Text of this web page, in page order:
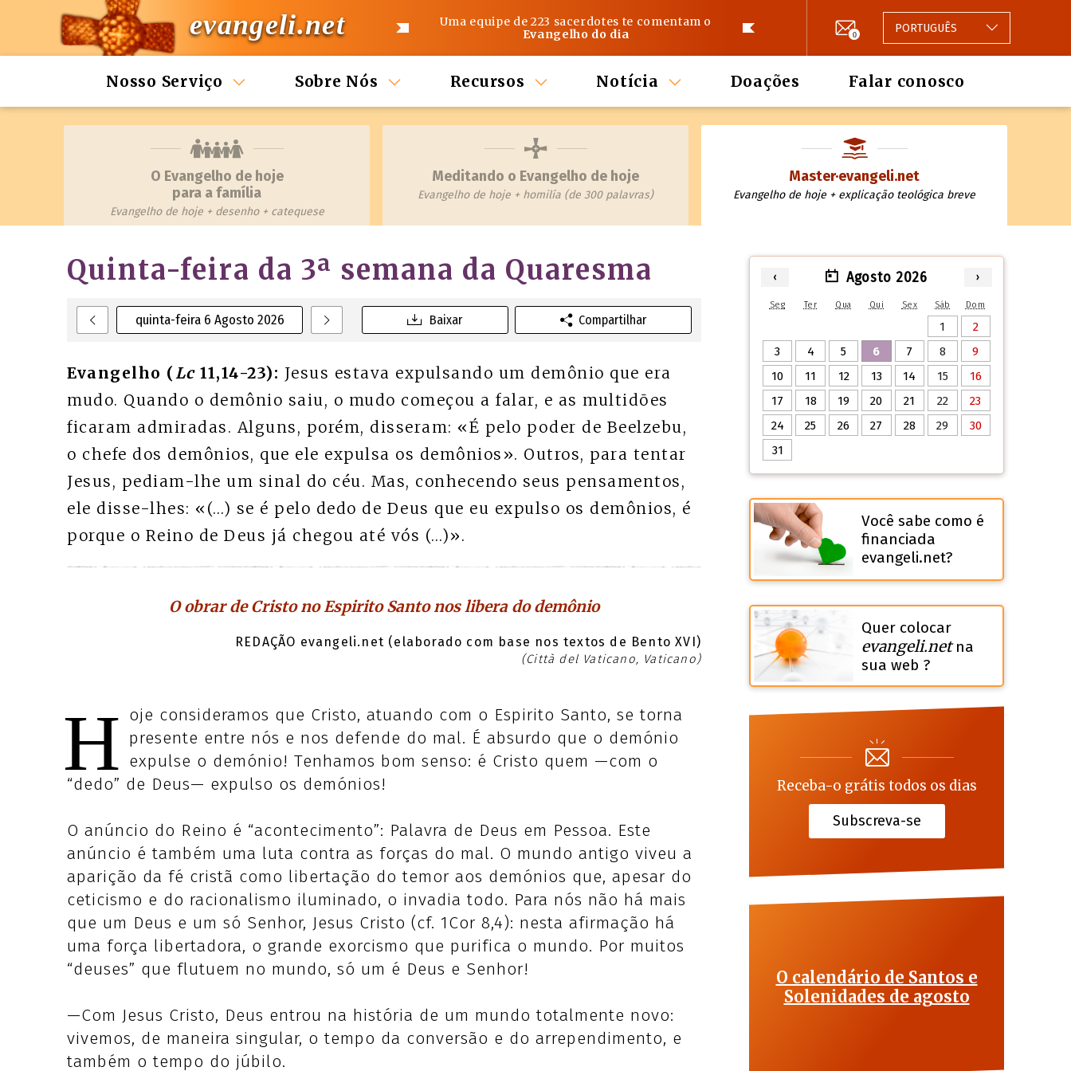
evangeli.net
Uma equipe de 223 sacerdotes te comentam o
Evangelho do dia
0 PORTUGUÊS
Nosso Serviço Sobre Nós Recursos Notícia Doações Falar conosco
O Evangelho de hoje
para a família
Evangelho de hoje + desenho + catequese
Meditando o Evangelho de hoje
Evangelho de hoje + homilía (de 300 palavras)
Master·evangeli.net
Evangelho de hoje + explicação teológica breve
quinta-feira 6 Agosto 2026
Quinta-feira da 3ª semana da Quaresma
Baixar Compartilhar
Evangelho (Lc11,14-23): Jesus estava expulsando um demônio que era
mudo. Quando o demônio saiu, o mudo começou a falar, e as multidões
ficaram admiradas. Alguns, porém, disseram: «É pelo poder de Beelzebu,
o chefe dos demônios, que ele expulsa os demônios». Outros, para tentar
Jesus, pediam-lhe um sinal do céu. Mas, conhecendo seus pensamentos,
ele disse-lhes: «(…) se é pelo dedo de Deus que eu expulso os demônios, é
porque o Reino de Deus já chegou até vós (…)».
O obrar de Cristo no Espirito Santo nos libera do demônio
REDAÇÃO evangeli.net (elaborado com base nos textos de Bento XVI)
(Città del Vaticano, Vaticano)
H oje consideramos que Cristo, atuando com o Espirito Santo, se torna
presente entre nós e nos defende do mal. É absurdo que o demónio
expulse o demónio! Tenhamos bom senso: é Cristo quem —com o
“dedo” de Deus— expulso os demónios!
O anúncio do Reino é “acontecimento”: Palavra de Deus em Pessoa. Este
anúncio é também uma luta contra as forças do mal. O mundo antigo viveu a
aparição da fé cristã como libertação do temor aos demónios que, apesar do
ceticismo e do racionalismo iluminado, o invadia todo. Para nós não há mais
que um Deus e um só Senhor, Jesus Cristo (cf. 1Cor 8,4): nesta afirmação há
uma força libertadora, o grande exorcismo que purifica o mundo. Por muitos
“deuses” que flutuem no mundo, só um é Deus e Senhor!
—Com Jesus Cristo, Deus entrou na história de um mundo totalmente novo:
vivemos, de maneira singular, o tempo da conversão e do arrependimento, e
também o tempo do júbilo.
‹ Agosto 2026 ›
Seg Ter Qua Qui Sex Sáb Dom
1
2
3
4 5 6 7 8
9
10
11 12 13 14 15
16
17
18 19 20 21 22
23
24
25 26 27 28 29
30
31
Você sabe como é
financiada
evangeli.net?
Quer colocar
evangeli.netna
sua web ?
Receba-o grátis todos os dias
Subscreva-se
O calendário de Santos e
Solenidades de agosto